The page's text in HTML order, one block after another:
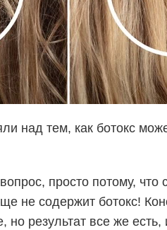
над тем, как ботокс
просто потому,
не содержит ботокс!
результат все же есть,